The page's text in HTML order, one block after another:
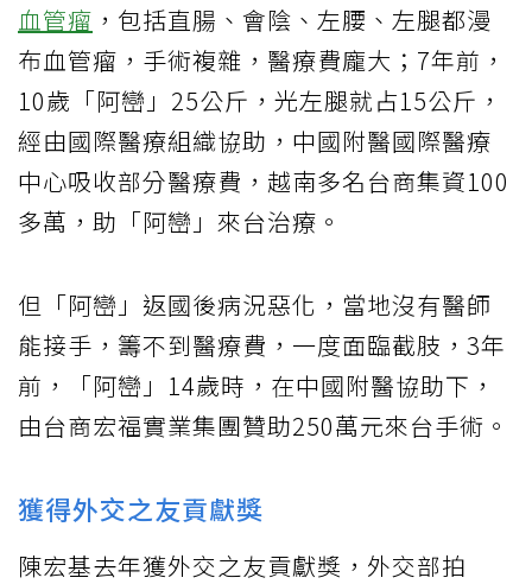
血管瘤 ，包括直腸、會陰、左腰、左腿都漫
布血管瘤，手術複雜，醫療費龐大；7年前，
10歲「阿巒」25公斤，光左腿就占15公斤，
經由國際醫療組織協助，中國附醫國際醫療
中心吸收部分醫療費，越南多名台商集資100
多萬，助「阿巒」來台治療。
但「阿巒」返國後病況惡化，當地沒有醫師
能接手，籌不到醫療費，一度面臨截肢，3年
前，「阿巒」14歲時，在中國附醫協助下，
由台商宏福實業集團贊助250萬元來台手術。
獲得外交之友貢獻獎
陳宏基去年獲外交之友貢獻獎，外交部拍